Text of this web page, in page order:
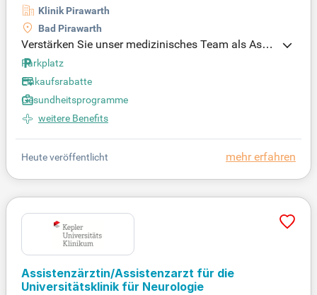
Klinik Pirawarth
Bad Pirawarth
Verstärken Sie unser medizinisches Team als Assi
stenzarzt für Neurologie (w/m/d)! Profitieren Sie v
on vielfältigen ärztlichen Tätigkeiten gemäß der Är
zte-Ausbildungsordnung, abgestimmt auf Ihren ind
ividuellen Ausbildungsstand. Bewerben Sie sich jet
zt!
Parkplatz
Einkaufsrabatte
Gesundheitsprogramme
weitere Benefits
mehr erfahren
Heute veröffentlicht
Assistenzärztin/Assistenzarzt für die
Universitätsklinik für Neurologie